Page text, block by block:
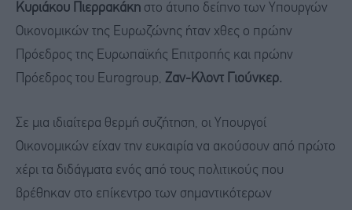
Κυριάκου Πιερρακάκη στο άτυπο δείπνο των Υπουργών
Οικονομικών της Ευρωζώνης ήταν χθες ο πρώην
Πρόεδρος της Ευρωπαϊκής Επιτροπής και πρώην
Πρόεδρος του Eurogroup, Ζαν-Κλοντ Γιούνκερ.
Σε μια ιδιαίτερα θερμή συζήτηση, οι Υπουργοί
Οικονομικών είχαν την ευκαιρία να ακούσουν από πρώτο
χέρι τα διδάγματα ενός από τους πολιτικούς που
βρέθηκαν στο επίκεντρο των σημαντικότερων